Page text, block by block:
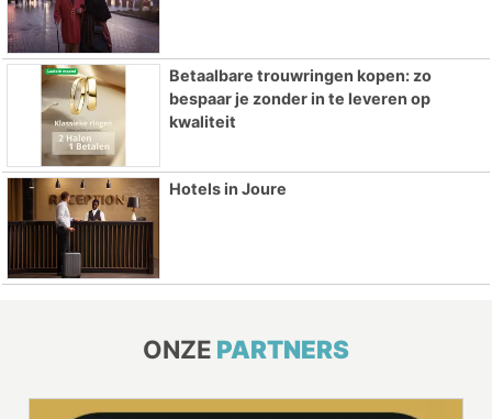
Betaalbare trouwringen kopen: zo
bespaar je zonder in te leveren op
kwaliteit
Hotels in Joure
ONZE PARTNERS